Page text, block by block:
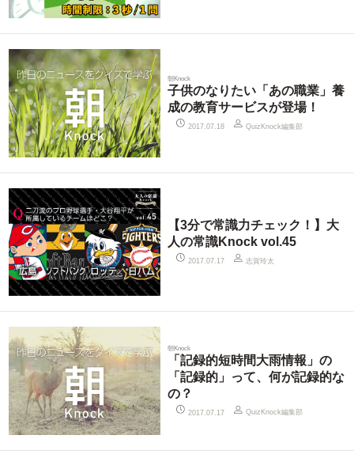
朝Knock
子供のなりたい「あの職業」養
成の教育サービスが登場！
2017.07.18 QuizKnock編集部
【3分で常識力チェック！】大
人の常識Knock vol.45
2017.07.17 志賀玲太
朝Knock
「記録的短時間大雨情報」の
「記録的」って、何が記録的な
の？
2017.07.17 QuizKnock編集部